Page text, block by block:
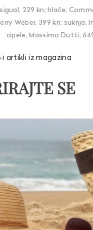
229 kn; hlače,
Weber, 399 kn; suknja,
cipele, Massimo Dutti,
i artikli iz magazina
SE